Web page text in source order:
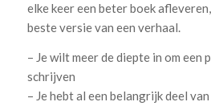
elke keer een beter boek
beste versie van een verhaal.
– Je wilt meer de diepte in om
schrijven
– Je hebt al een belangrijk deel